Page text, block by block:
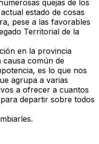
quejas de los
estado de cosas
pese a las favorables
Territorial de la
en la provincia
causa común de
es lo que nos
agrupa a varias
a ofrecer a cuantos
departir sobre todos